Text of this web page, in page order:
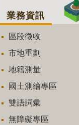
業務資訊
區段徵收
市地重劃
地籍測量
國土測繪專區
雙語詞彙
無障礙專區